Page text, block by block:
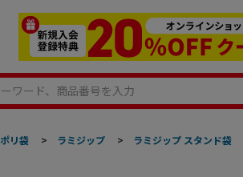
ポリ袋 > ラミジップ > ラミジップ スタンド袋